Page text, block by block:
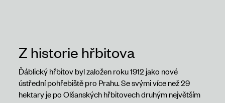
Z historie hřbitova
Ďáblický hřbitov byl založen roku 1912 jako nové
ústřední pohřebiště pro Prahu. Se svými více než 29
hektary je po Olšanských hřbitovech druhým největším